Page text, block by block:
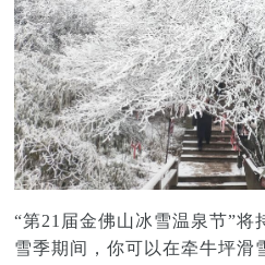
“第21届金佛山冰雪温泉节”将
雪季期间，你可以在牵牛坪滑